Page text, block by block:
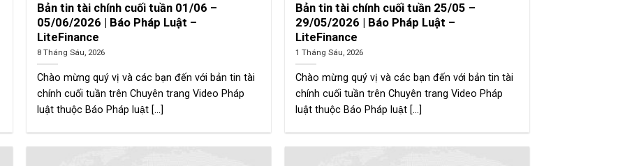
Bản tin tài chính cuối tuần 01/06 –
05/06/2026 | Báo Pháp Luật –
LiteFinance
8 Tháng Sáu, 2026
Chào mừng quý vị và các bạn đến với bản tin tài
chính cuối tuần trên Chuyên trang Video Pháp
luật thuộc Báo Pháp luật [...]
Bản tin tài chính cuối tuần 25/05 –
29/05/2026 | Báo Pháp Luật –
LiteFinance
1 Tháng Sáu, 2026
Chào mừng quý vị và các bạn đến với bản tin tài
chính cuối tuần trên Chuyên trang Video Pháp
luật thuộc Báo Pháp luật [...]